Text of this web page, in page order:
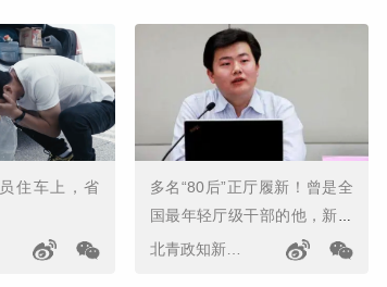
住车上，省
多名“80后”正厅履新！曾是全
国最年轻厅级干部的他，新职
明确
北青政知新媒体